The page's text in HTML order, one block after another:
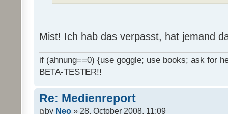
Mist! Ich hab das verpasst, hat jemand
if (ahnung==0) {use goggle; use books; ask for
BETA-TESTER!!
Re: Medienreport
by Neo » 28. October 2008, 11:09